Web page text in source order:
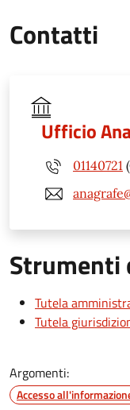
Contatti
Ufficio
01140721
Strumenti
Tutela
Tutela
Argomenti:
Accesso